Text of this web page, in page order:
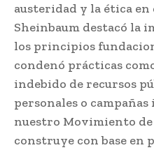
austeridad y la ética
Sheinbaum destacó la
los principios
condenó prácticas
indebido de recursos
personales o
nuestro Movimiento
construye con base en